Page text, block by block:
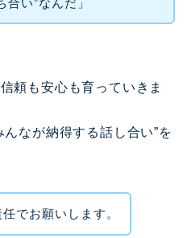
頼も安心も育っていきま
なが納得する話し合い”を
でお願いします。